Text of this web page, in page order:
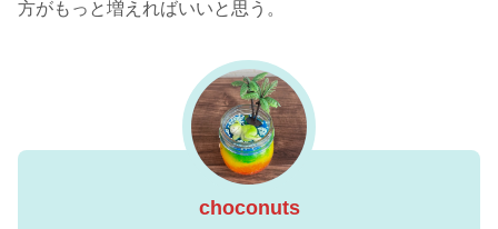
方がもっと増えればいいと思う。
choconuts